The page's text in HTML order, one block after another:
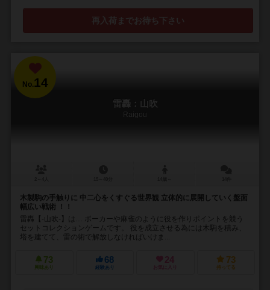
再入荷までお待ち下さい
No.14
雷轟：山吹
Raigou
木製駒の手触りに 中二心をくすぐる世界観 立体的に展開していく盤面
幅広い戦術 ！！
雷轟【-山吹-】は… ポーカーや麻雀のように役を作りポイントを競う
セットコレクションゲームです。 役を成立させる為には木駒を積み、
塔を建てて、雷の術で解放しなければいけま...
73
興味あり
68
経験あり
24
お気に入り
73
持ってる